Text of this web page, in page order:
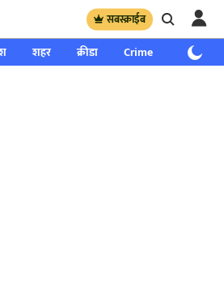
सबस्क्राईब
शहर क्रीडा Crime साप्ताहिक